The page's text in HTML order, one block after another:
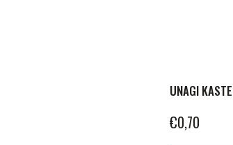
UNAGI KASTE
€0,70